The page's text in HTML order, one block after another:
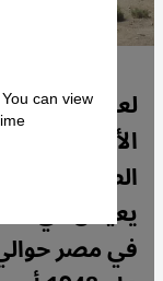
لعقود عديدة
الأدب
الصراع
can view